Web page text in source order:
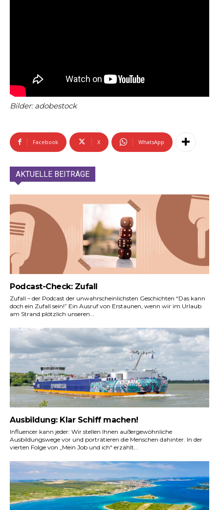
Bilder: adobestock
Facebook X WhatsApp
AKTUELLE BEITRÄGE
Podcast-Check: Zufall
Zufall – der Podcast der unwahrscheinlichsten Geschichten “Das kann
doch ein Zufall sein!” Ein Ausruf von Erstaunen, wenn wir im Urlaub
am Strand plötzlich unseren...
Ausbildung: Klar Schiff machen!
Influencer kann jeder: Wir stellen Ihnen außergewöhnliche
Ausbildungswege vor und porträtieren die Menschen dahinter. In der
vierten Folge von „Mein Job und ich“ erzählt...